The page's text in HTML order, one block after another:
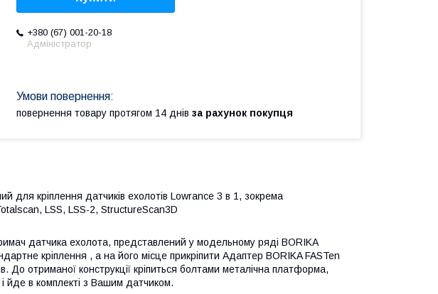
+380 (67) 001-20-18
Адміністратор
повернення товару протягом 14 днів за рахунок покупця
для кріплення датчиків eхолотів Lowrance 3 в 1, зокрема
LSS, LSS-2, StructureScan3D
датчика ехолота, представлений у модельному ряді BORIKA
кріплення , а на його місце прикріпити Адаптер BORIKA FASTen
До отриманої конструкції кріпиться болтами металічна платформа,
йде в комплекті з Вашим датчиком.